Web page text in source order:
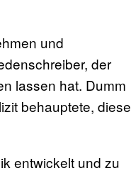
und
der
lassen hat. Dumm
behauptete, diese
entwickelt und zu